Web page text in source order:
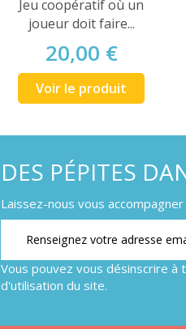
Jeu coopératif où un
joueur doit faire...
20,00 €
Voir le produit
DES PÉPITES
Laissez-nous vous
Vous pouvez vous désinscrire
d'utilisation du site.